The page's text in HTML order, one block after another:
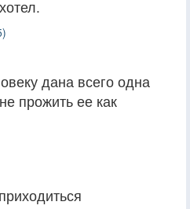
дана всего одна
прожить ее как